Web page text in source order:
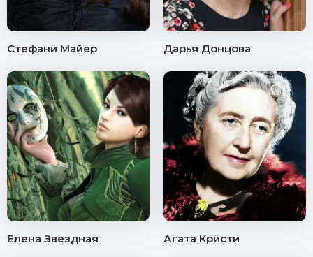
Стефани Майер Дарья Донцова
Елена Звездная Агата Кристи